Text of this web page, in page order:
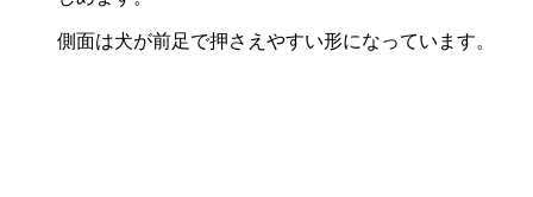
側面は犬が前足で押さえやすい形になっています。